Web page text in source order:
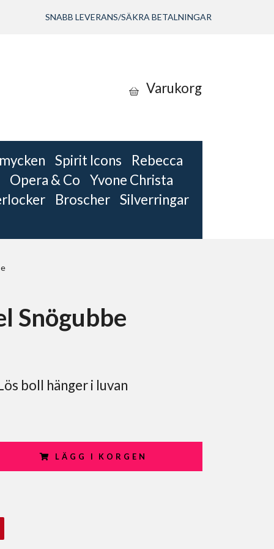
SNABB LEVERANS/SÄKRA BETALNINGAR
Varukorg
Spirit Icons
Rebecca
Opera & Co
Yvone Christa
Broscher Silverringar
Snögubbe
boll hänger i luvan
LÄGG I KORGEN